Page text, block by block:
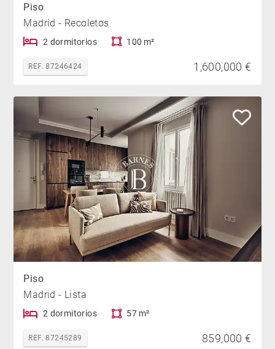
Piso
Madrid - Recoletos
2 dormitorios 100 m²
REF. 87246424 1,600,000 €
Piso
Madrid - Lista
2 dormitorios 57 m²
REF. 87245289 859,000 €